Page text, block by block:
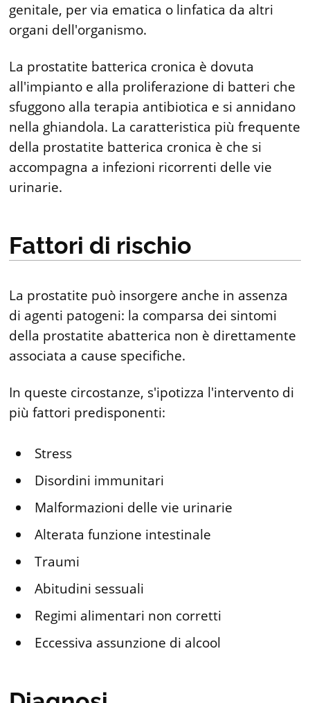
genitale, per via ematica o linfatica da altri
organi dell'organismo.
La prostatite batterica cronica è dovuta
all'impianto e alla proliferazione di batteri che
sfuggono alla terapia antibiotica e si annidano
nella ghiandola. La caratteristica più frequente
della prostatite batterica cronica è che si
accompagna a infezioni ricorrenti delle vie
urinarie.
Fattori di rischio
La prostatite può insorgere anche in assenza
di agenti patogeni: la comparsa dei sintomi
della prostatite abatterica non è direttamente
associata a cause specifiche.
In queste circostanze, s'ipotizza l'intervento di
più fattori predisponenti:
Stress
Disordini immunitari
Malformazioni delle vie urinarie
Alterata funzione intestinale
Traumi
Abitudini sessuali
Regimi alimentari non corretti
Eccessiva assunzione di alcool